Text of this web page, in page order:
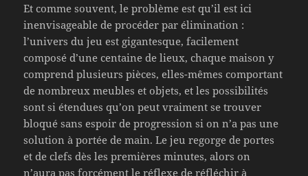
Et comme souvent, le problème est qu’il est ici
inenvisageable de procéder par élimination :
l’univers du jeu est gigantesque, facilement
composé d’une centaine de lieux, chaque maison y
comprend plusieurs pièces, elles-mêmes comportant
de nombreux meubles et objets, et les possibilités
sont si étendues qu’on peut vraiment se trouver
bloqué sans espoir de progression si on n’a pas une
solution à portée de main. Le jeu regorge de portes
et de clefs dès les premières minutes, alors on
n’aura pas forcément le réflexe de réfléchir à